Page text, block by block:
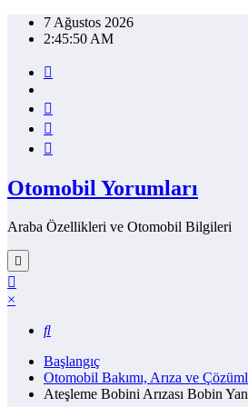
İçeriğe7 Ağustos 2026
2:45:50 AM
Otomobil Yorumları
Araba Özellikleri ve Otomobil Bilgileri
×
Başlangıç
Otomobil Bakımı, Arıza ve
Ateşleme Bobini Arızası Bobin